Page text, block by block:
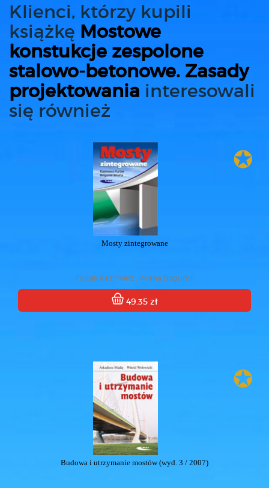
Klienci, którzy kupili
książkę Mostowe
konstukcje zespolone
stalowo-betonowe. Zasady
projektowania interesowali
się również
✪
Mosty zintegrowane
Furtak Kazimierz , Wrana Bogumił
49.35 zł
✪
Budowa i utrzymanie mostów (wyd. 3 / 2007)